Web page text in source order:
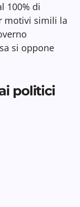
100% di
motivi simili la
si oppone
politici